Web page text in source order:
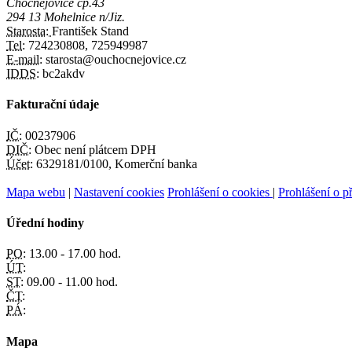
Chocnějovice čp.43
294 13 Mohelnice n/Jiz.
Starosta: František Stand
Tel: 724230808, 725949987
E-mail: starosta@ouchocnejovice.cz
IDDS: bc2akdv
Fakturační údaje
IČ: 00237906
DIČ: Obec není plátcem DPH
Účet: 6329181/0100, Komerční banka
Mapa webu | Nastavení cookies Prohlášení o cookies | Prohlášení o
Úřední hodiny
PO: 13.00 - 17.00 hod.
ÚT:
ST: 09.00 - 11.00 hod.
ČT:
PÁ:
Mapa